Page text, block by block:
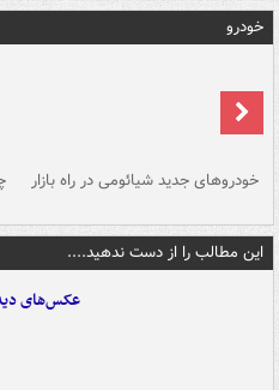
خودرو
خودروهای جدید شیائومی در راه بازار
این مطالب را از دست ندهید....
عکس‌های